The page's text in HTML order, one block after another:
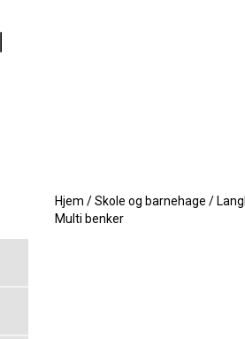
Hjem /Skole og barnehage /
Multi benker